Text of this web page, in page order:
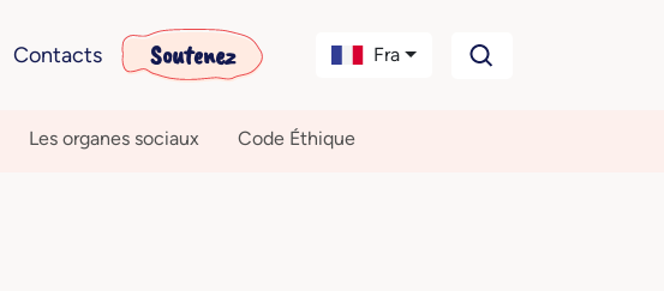
Contacts Soutenez Fra
Les organes sociaux Code Éthique